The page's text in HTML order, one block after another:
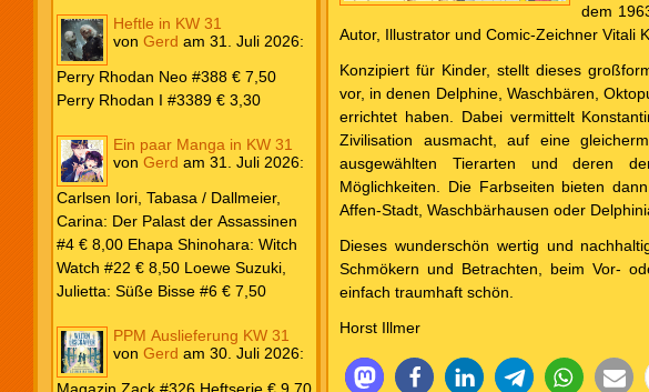
Heftle in KW 31
von Gerd am 31. Juli 2026:
Perry Rhodan Neo #388 € 7,50
Perry Rhodan I #3389 € 3,30
Ein paar Manga in KW 31
von Gerd am 31. Juli 2026:
Carlsen Iori, Tabasa / Dallmeier,
Carina: Der Palast der Assassinen
#4 € 8,00 Ehapa Shinohara: Witch
Watch #22 € 8,50 Loewe Suzuki,
Julietta: Süße Bisse #6 € 7,50
PPM Auslieferung KW 31
von Gerd am 30. Juli 2026:
Magazin Zack #326 Heftserie € 9,70
dem
Autor, Illustrator und Comic-Zeichner Vitali
Konzipiert für Kinder, stellt dieses
vor, in denen Delphine, Waschbären,
errichtet haben. Dabei vermittelt
Zivilisation ausmacht, auf eine
ausgewählten Tierarten und deren
Möglichkeiten. Die Farbseiten bieten
Affen-Stadt, Waschbärhausen oder
Dieses wunderschön wertig und
Schmökern und Betrachten, beim Vor-
einfach traumhaft schön.
Horst Illmer